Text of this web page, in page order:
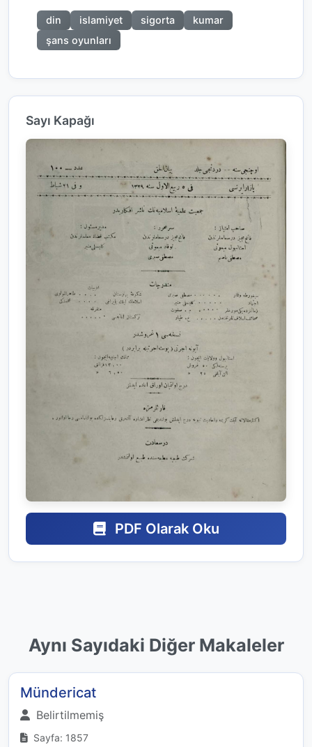
din islamiyet sigorta
kumar
şans oyunları
Sayı Kapağı
PDF Olarak Oku
Aynı Sayıdaki Diğer Makaleler
Mündericat
Belirtilmemiş
Sayfa: 1857